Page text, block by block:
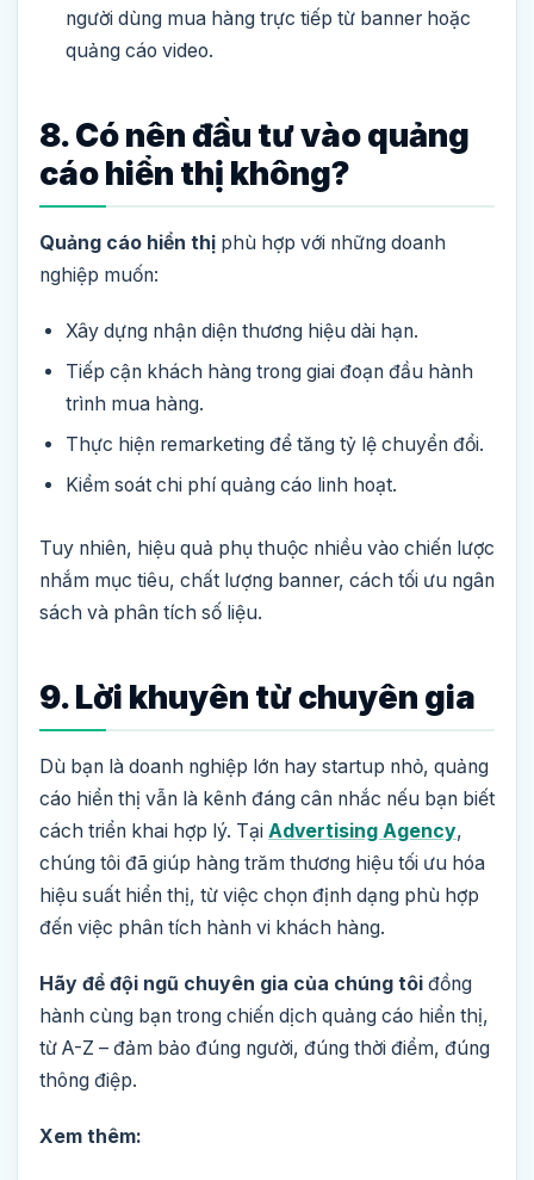
người dùng mua hàng trực tiếp từ banner hoặc
quảng cáo video.
8. Có nên đầu tư vào quảng
cáo hiển thị không?
Quảng cáo hiển thị phù hợp với những doanh
nghiệp muốn:
Xây dựng nhận diện thương hiệu dài hạn.
Tiếp cận khách hàng trong giai đoạn đầu hành
trình mua hàng.
Thực hiện remarketing để tăng tỷ lệ chuyển đổi.
Kiểm soát chi phí quảng cáo linh hoạt.
Tuy nhiên, hiệu quả phụ thuộc nhiều vào chiến lược
nhắm mục tiêu, chất lượng banner, cách tối ưu ngân
sách và phân tích số liệu.
9. Lời khuyên từ chuyên gia
Dù bạn là doanh nghiệp lớn hay startup nhỏ, quảng
cáo hiển thị vẫn là kênh đáng cân nhắc nếu bạn biết
cách triển khai hợp lý. Tại Advertising Agency,
chúng tôi đã giúp hàng trăm thương hiệu tối ưu hóa
hiệu suất hiển thị, từ việc chọn định dạng phù hợp
đến việc phân tích hành vi khách hàng.
Hãy để đội ngũ chuyên gia của chúng tôi đồng
hành cùng bạn trong chiến dịch quảng cáo hiển thị,
từ A-Z – đảm bảo đúng người, đúng thời điểm, đúng
thông điệp.
Xem thêm: